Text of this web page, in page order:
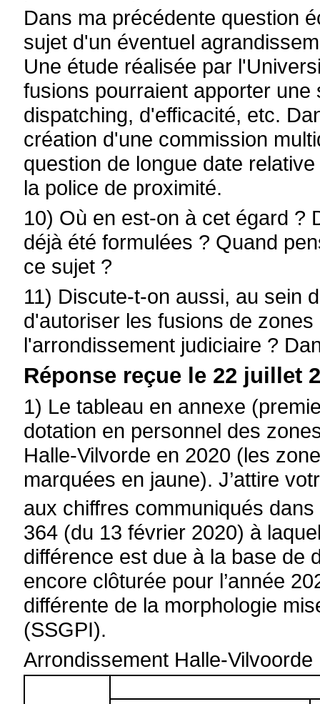
Dans ma précédente question
sujet d'un éventuel
Une étude réalisée par
fusions pourraient apporter
dispatching, d'efficacité, etc.
création d'une commission
question de longue date
la police de proximité.
10) Où en est-on à cet égard ?
déjà été formulées ? Quand
ce sujet ?
11) Discute-t-on aussi, au sein
d'autoriser les fusions de
l'arrondissement judiciaire ?
Réponse reçue le 22 juillet
1) Le tableau en annexe
dotation en personnel des
Halle-Vilvorde en 2020 (les
marquées en jaune). J’attire
aux chiffres communiqués
364 (du 13 février 2020) à
différence est due à la base de
encore clôturée pour l’année
différente de la morphologie
(SSGPI).
Arrondissement Halle-Vilvoorde